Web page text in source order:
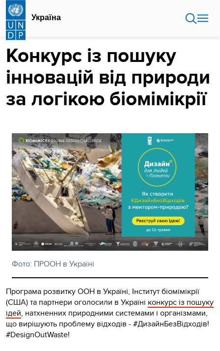
Перейти
основного
вмісту
Україна
Конкурс із пошуку
інновацій від природи
за логікою біомімікрії
Фото: ПРООН в Україні
Програма розвитку ООН в Україні, Інститут біомімікрії
(США) та партнери оголосили в Україні конкурс із пошуку
ідей, натхненних природними системами і організмами,
що вирішують проблему відходів - #ДизайнБезВідходів!
#DesignOutWaste!